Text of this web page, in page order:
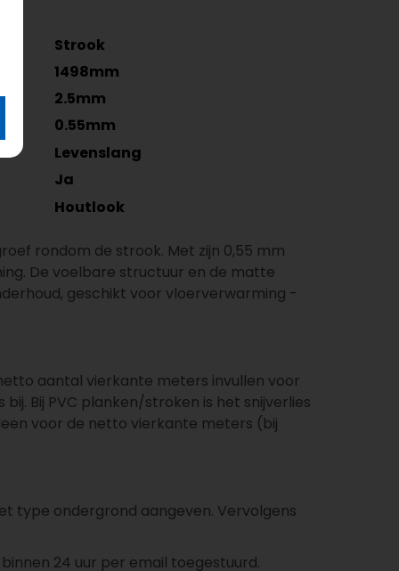
Strook
1498mm
2.5mm
0.55mm
Levenslang
Ja
Houtlook
rondom de strook. Met zijn 0,55 mm
De voelbare structuur en de matte
geschikt voor vloerverwarming -
aantal vierkante meters invullen voor
Bij PVC planken/stroken is het snijverlies
voor de netto vierkante meters (bij
type ondergrond aangeven. Vervolgens
24 uur per email toegestuurd.